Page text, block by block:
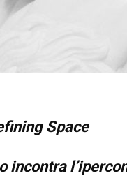
Space
incontra